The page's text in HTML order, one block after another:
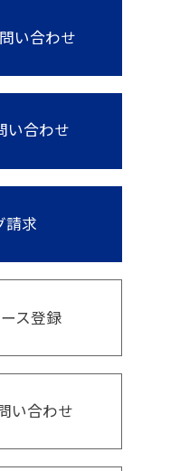
い合わせ
い合わせ
請求
ス登録
い合わせ